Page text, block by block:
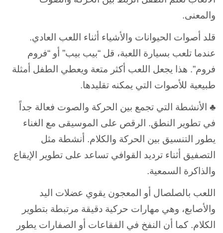
والمعنى.
قلد أصوات الحيوانات والأشياء أثناء اللعب العادي.
عندما تلعب بسيارة اللعبة، قل “بيب بيب” أو “فروم
فروم”. هذا يجعل اللعب أكثر متعة ويعطي الطفل أمثلة
طبيعية للأصوات التي يمكنه تقليدها.
♣ الأنشطة التي تجمع بين الحركة والصوت فعالة جداً
في تطوير النطق. الرقص على الموسيقى مع الغناء
يطور التنسيق بين الحركة والكلام. أنشطة مثل
التصفيق أثناء ترديد القوافي تساعد على تطوير الإيقاع
والذاكرة السمعية.
اللعب بالصلصال أو المعجون يقوي عضلات اليد
والأصابع، وهي مهارات حركية دقيقة مرتبطة بتطوير
الكلام. كما أن النفخ في الفقاعات أو الصفارات يطور